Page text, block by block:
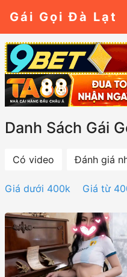
Gái Gọi Đà Lạt
Danh Sách Gái
Có video Đánh giá
Giá dưới 400k Giá từ